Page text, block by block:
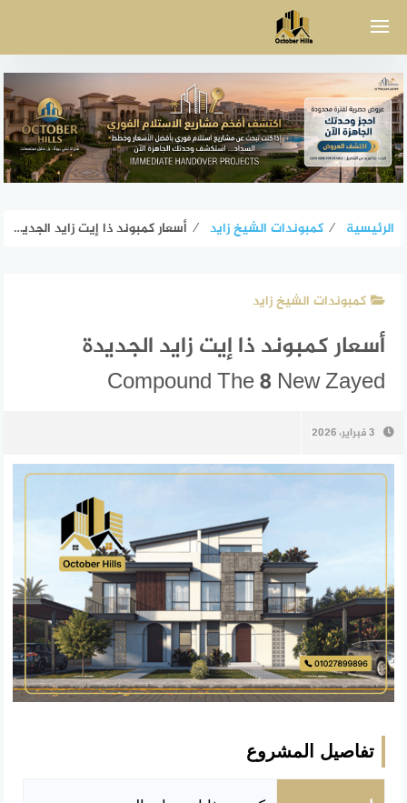
الرئيسية ⁄ كمبوندات الشيخ زايد ⁄ أسعار كمبوند ذا إيت زايد الجديدة Compound The 8 New Zayed
كمبوندات الشيخ زايد
أسعار كمبوند ذا إيت زايد الجديدة
Compound The 8 New Zayed
3 فبراير، 2026
تفاصيل المشروع